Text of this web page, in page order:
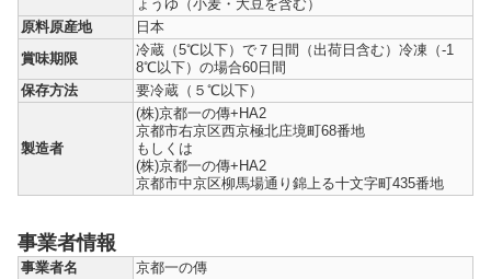
ょうゆ（小麦・大豆を含む）
原料原産地
日本
賞味期限
冷蔵（5℃以下）で７日間（出荷日含む）冷凍（-1
8℃以下）の場合60日間
保存方法
要冷蔵（５℃以下）
製造者
(株)京都一の傳+HA2
京都市右京区西京極北庄境町68番地
もしくは
(株)京都一の傳+HA2
京都市中京区柳馬場通り錦上る十文字町435番地
事業者情報
事業者名 京都一の傳